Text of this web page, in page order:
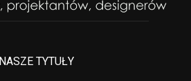
NASZE TYTUŁY